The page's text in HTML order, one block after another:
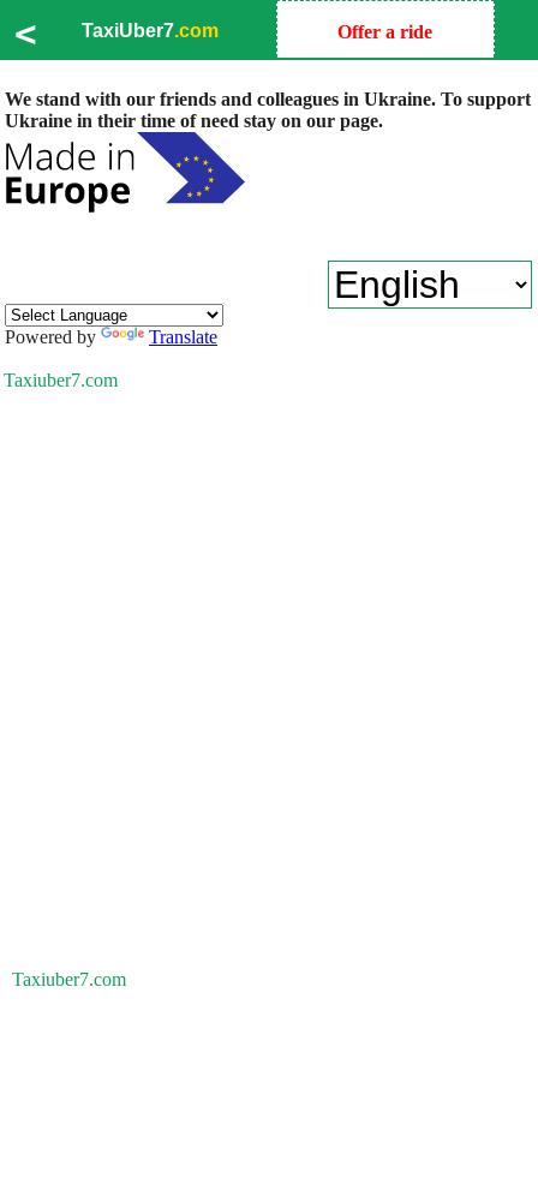
< TaxiUber7.com Offer a ride
We stand with our friends and colleagues in Ukraine. To support
Ukraine in their time of need stay on our page.
Powered by Translate
Taxiuber7.com
Taxiuber7.com